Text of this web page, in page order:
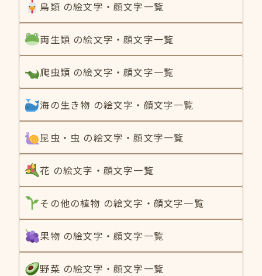
鳥類 の絵文字・顔文字一覧
両生類 の絵文字・顔文字一覧
爬虫類 の絵文字・顔文字一覧
海の生き物 の絵文字・顔文字一覧
昆虫・虫 の絵文字・顔文字一覧
花 の絵文字・顔文字一覧
その他の植物 の絵文字・顔文字一覧
果物 の絵文字・顔文字一覧
野菜 の絵文字・顔文字一覧